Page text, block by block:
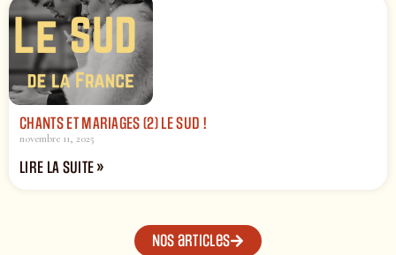
CHANTS ET MARIAGES (2) LE SUD !
novembre 11, 2025
LIRE LA SUITE »
Nos articles